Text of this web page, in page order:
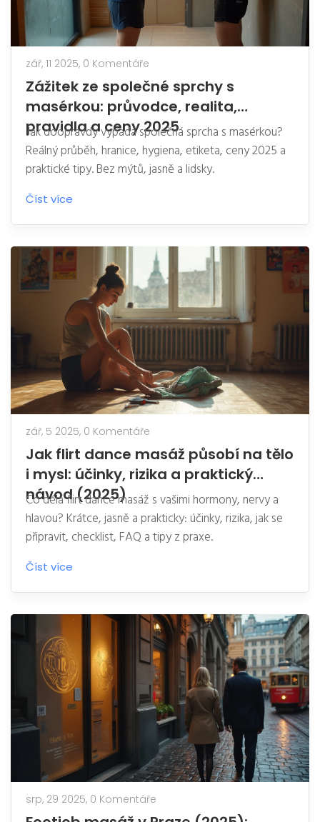
zář, 11 2025, 0 Komentáře
Zážitek ze společné sprchy s
masérkou: průvodce, realita,
pravidla a ceny 2025
Jak doopravdy vypadá společná sprcha s masérkou?
Reálný průběh, hranice, hygiena, etiketa, ceny 2025 a
praktické tipy. Bez mýtů, jasně a lidsky.
Číst více
zář, 5 2025, 0 Komentáře
Jak flirt dance masáž působí na tělo
i mysl: účinky, rizika a praktický
návod (2025)
Co dělá flirt dance masáž s vašimi hormony, nervy a
hlavou? Krátce, jasně a prakticky: účinky, rizika, jak se
připravit, checklist, FAQ a tipy z praxe.
Číst více
srp, 29 2025, 0 Komentáře